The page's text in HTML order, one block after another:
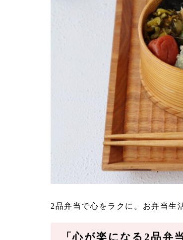
2品弁当で心をラクに。お弁当生
「心が楽になる2品弁